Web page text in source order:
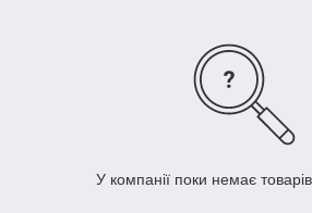
У компанії поки немає